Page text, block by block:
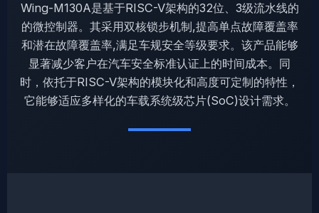
Wing-M130A是基于RISC-V架构的32位、3级流水线的
的微控制器。其采用双核锁步机制,提高单点故障覆盖率
和潜在故障覆盖率,满足车规安全等级要求。该产品能够
显著减少客户在汽车安全标准认证上的时间成本。同
时，依托于RISC-V架构的模块化和高度可定制的特性，
它能够适应多样化的车载系统级芯片(SoC)设计需求。
车规处理器IP
安全处理器IP